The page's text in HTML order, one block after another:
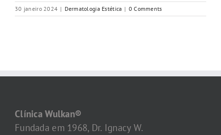
30 janeiro 2024 | Dermatologia Estética | 0 Comments
Clínica Wulkan®
Fundada em 1968, Dr. Ignacy W.